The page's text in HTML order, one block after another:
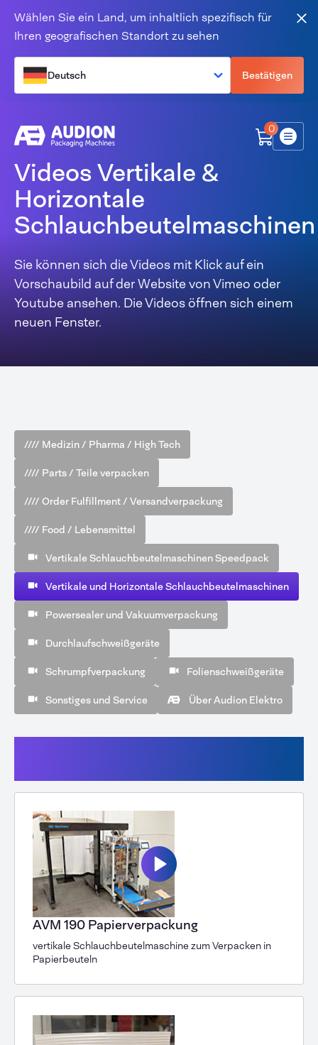
Wählen Sie ein Land, um inhaltlich spezifisch für
Ihren geografischen Standort zu sehen
Deutsch Bestätigen
0
Menü
Videos Vertikale &
Horizontale
Schlauchbeutelmaschinen
Sie können sich die Videos mit Klick auf ein
Vorschaubild auf der Website von Vimeo oder
Youtube ansehen. Die Videos öffnen sich einem
neuen Fenster.
//// Medizin / Pharma / High Tech
//// Parts / Teile verpacken
//// Order Fulfillment / Versandverpackung
//// Food / Lebensmittel
Vertikale Schlauchbeutelmaschinen Speedpack
Vertikale und Horizontale Schlauchbeutelmaschinen
Powersealer und Vakuumverpackung
Durchlaufschweißgeräte
Schrumpfverpackung Folienschweißgeräte
Sonstiges und Service Über Audion Elektro
AVM 190 Papierverpackung
vertikale Schlauchbeutelmaschine zum Verpacken in
Papierbeuteln